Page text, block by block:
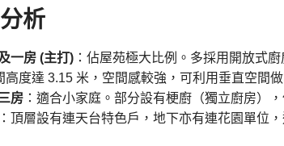
析
一房 (主打) ：佔屋苑極大比例。多採用開放式
高度達 3.15 米，空間感較強，可利用垂直空間做
房 ：適合小家庭。部分設有梗廚（獨立廚房）
：頂層設有連天台特色戶，地下亦有連花園單位